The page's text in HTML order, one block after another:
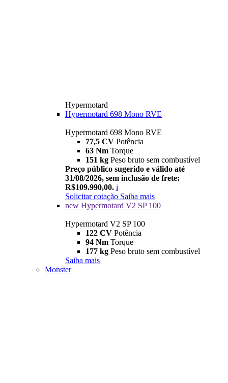
Hypermotard
Hypermotard 698 Mono RVE
Hypermotard 698 Mono RVE
77,5 CV Potência
63 Nm Torque
151 kg Peso bruto sem combustível
Preço público sugerido e válido até
31/08/2026, sem inclusão de frete:
R$109.990,00. i
Solicitar cotação Saiba mais
new Hypermotard V2 SP 100
Hypermotard V2 SP 100
122 CV Potência
94 Nm Torque
177 kg Peso bruto sem combustível
Saiba mais
Monster